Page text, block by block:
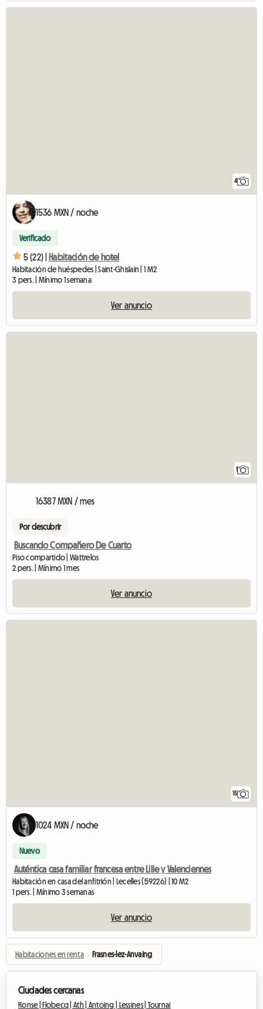
4
1536 MXN / noche
Verificado
5 (22) | Habitación de hotel
Habitación de huéspedes | Saint-Ghislain | 1 M2
3 pers. | Mínimo 1 semana
Ver anuncio
1
16387 MXN / mes
Por descubrir
Buscando Compañero De Cuarto
Piso compartido | Wattrelos
2 pers. | Mínimo 1 mes
Ver anuncio
15
1024 MXN / noche
Nuevo
Auténtica casa familiar francesa entre Lille y Valenciennes
Habitación en casa del anfitrión | Lecelles (59226) | 10 M2
1 pers. | Mínimo 3 semanas
Ver anuncio
Habitaciones en renta › Frasnes-lez-Anvaing
Ciudades cercanas
Ronse | Flobecq |Ath | Antoing | Lessines | Tournai